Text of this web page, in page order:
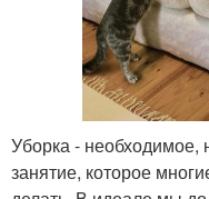
Уборка - необходимое,
занятие, которое